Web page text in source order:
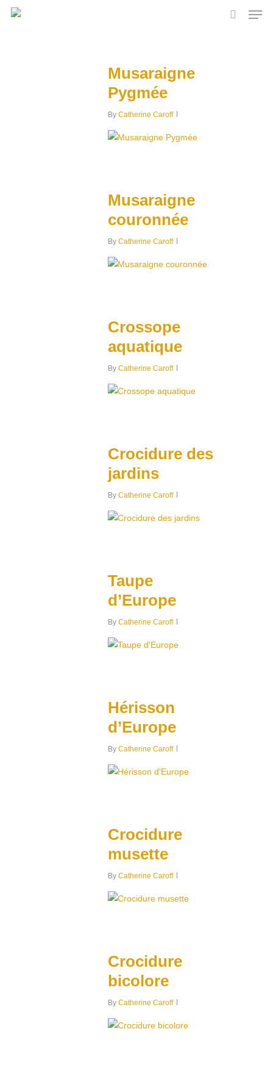
Skip
Musaraigne
Pygmée
By Catherine Caroff
Musaraigne
couronnée
By Catherine Caroff
Crossope
aquatique
By Catherine Caroff
Crocidure des
jardins
By Catherine Caroff
Taupe
d’Europe
By Catherine Caroff
Hérisson
d’Europe
By Catherine Caroff
Crocidure
musette
By Catherine Caroff
Crocidure
bicolore
By Catherine Caroff